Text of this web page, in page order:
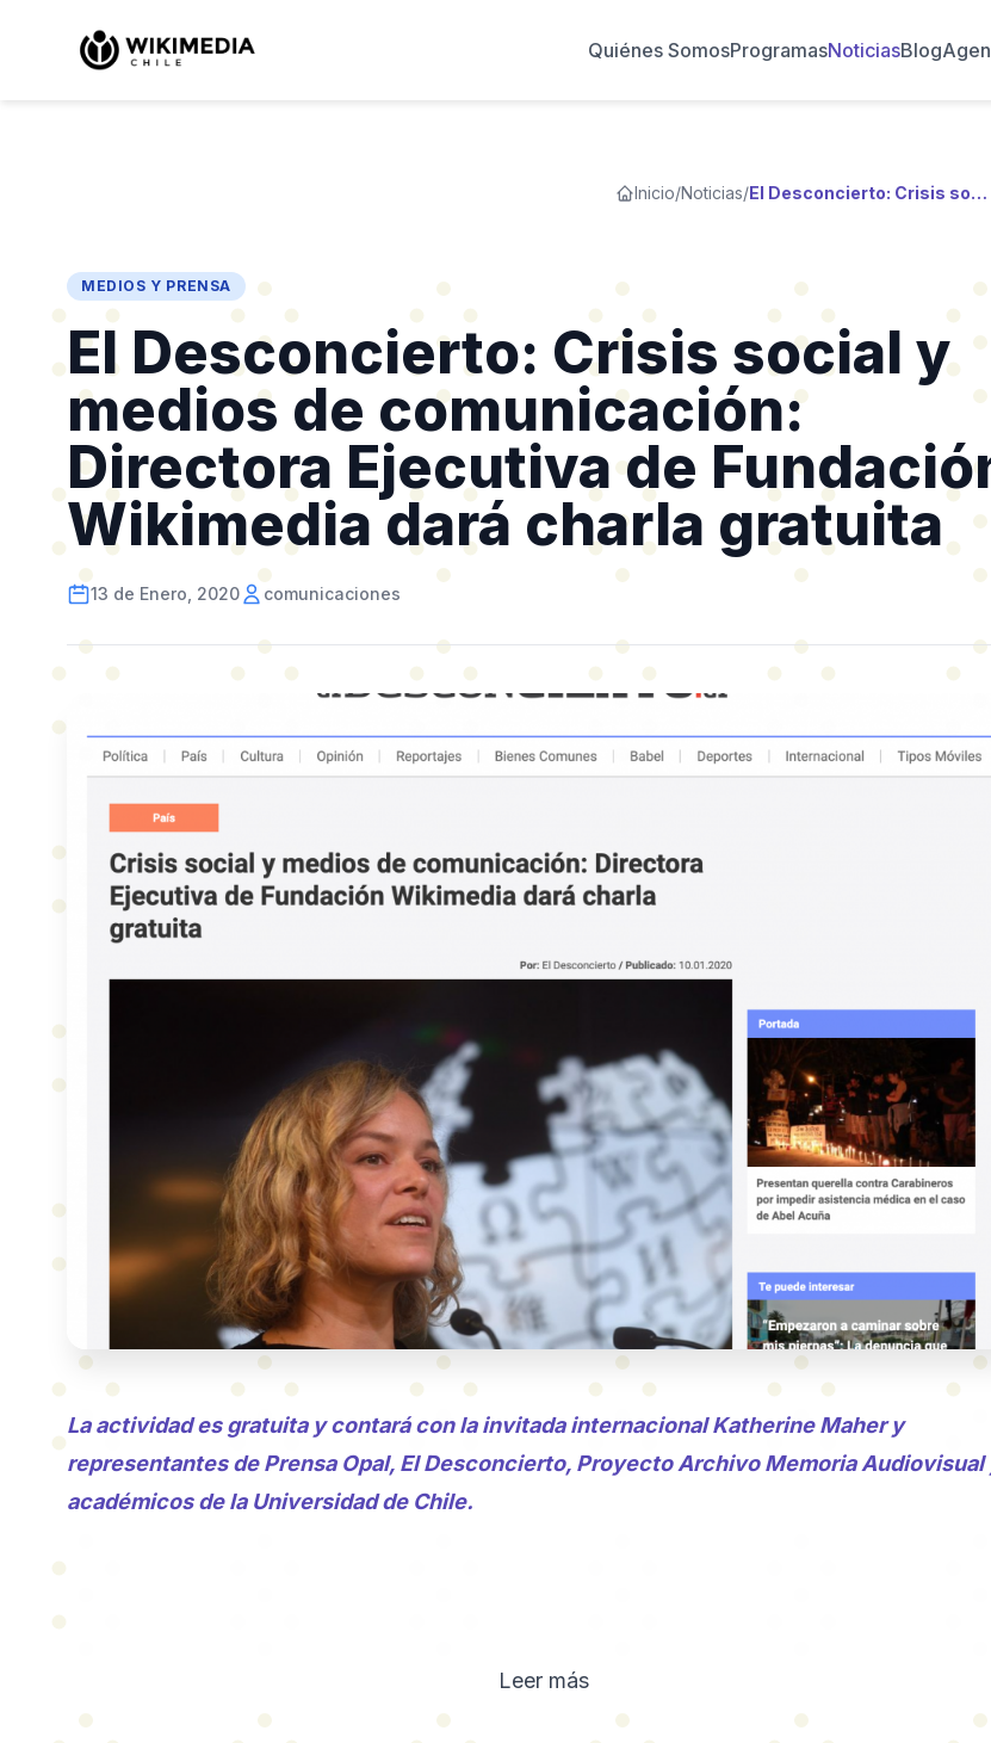
Quiénes SomosProgramasNoticiasBlog
Inicio/Noticias/ El Desconcierto: Crisis social y medios de comunicación: Directora Ejecutiva de Fundación Wikimedia dará charla gratuita
MEDIOS Y PRENSA
El Desconcierto: Crisis social y
medios de comunicación:
Directora Ejecutiva de
Wikimedia dará charla gratuita
13 de Enero, 2020 comunicaciones
La actividad es gratuita y contará con la invitada internacional Katherine Maher y
representantes de Prensa Opal, El Desconcierto, Proyecto Archivo Memoria Audiovisual
académicos de la Universidad de Chile.
Leer más